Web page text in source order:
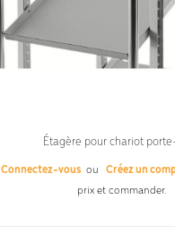
Étagère pour chariot
Connectez-vous ou Créez un
prix et commander.